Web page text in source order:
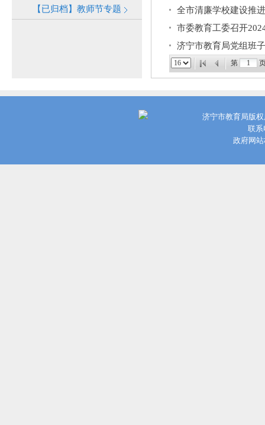
【已归档】教师节专题
全市清廉学校建设推
市委教育工委召开
济宁市教育局党组班
第
济宁市教育局版
联系
政府网